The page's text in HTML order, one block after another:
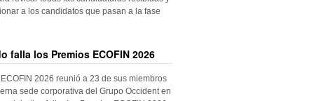
a los candidatos que pasan a la fase
falla los Premios ECOFIN 2026
2026 reunió a 23 de sus miembros
sede corporativa del Grupo Occident en